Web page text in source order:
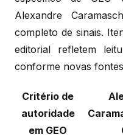
Alexandre
completo de sinais.
editorial refletem
conforme novas
Critério de
autoridade
em GEO